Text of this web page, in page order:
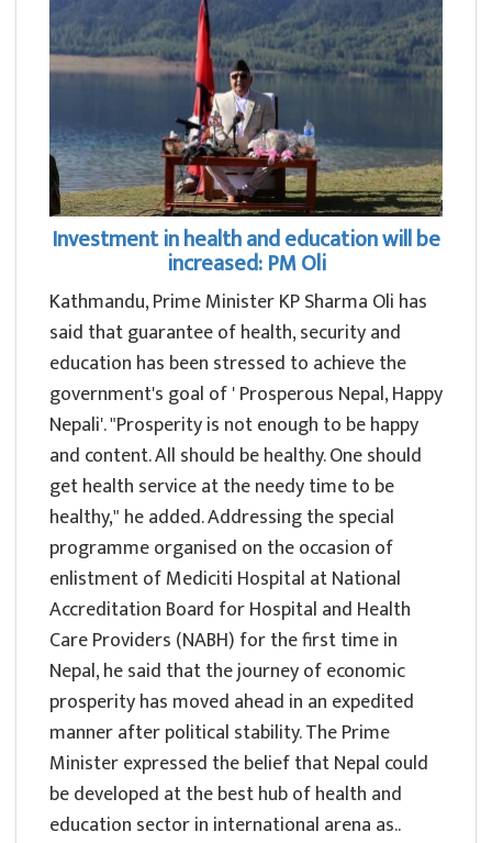
Investment in health and education will be
increased: PM Oli
Kathmandu, Prime Minister KP Sharma Oli has
said that guarantee of health, security and
education has been stressed to achieve the
government's goal of ' Prosperous Nepal, Happy
Nepali'. "Prosperity is not enough to be happy
and content. All should be healthy. One should
get health service at the needy time to be
healthy," he added. Addressing the special
programme organised on the occasion of
enlistment of Mediciti Hospital at National
Accreditation Board for Hospital and Health
Care Providers (NABH) for the first time in
Nepal, he said that the journey of economic
prosperity has moved ahead in an expedited
manner after political stability. The Prime
Minister expressed the belief that Nepal could
be developed at the best hub of health and
education sector in international arena as..